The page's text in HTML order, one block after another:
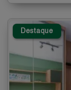
Destaque